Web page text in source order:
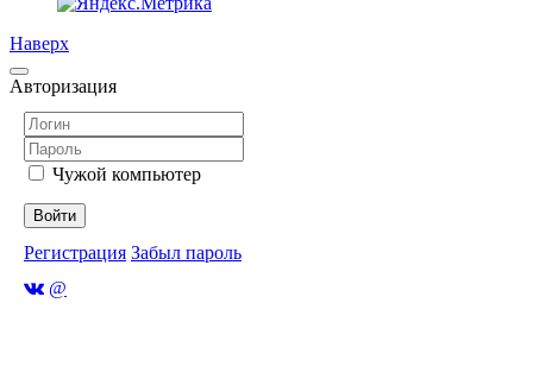
Наверх
Авторизация
Чужой компьютер
Войти
Регистрация Забыл пароль
@